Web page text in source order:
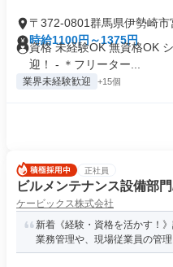
〒372-0801群馬県伊勢崎市
時給1100円～1375円
資格 未経験OK 無資格OK
迎！ - ＊フリーター...
業界未経験歓迎 +15個
正社員
ビルメンテナンス設備部
ケービックス株式会社
新着《経験・資格を活かす！
業務管理や、現場従業員の管